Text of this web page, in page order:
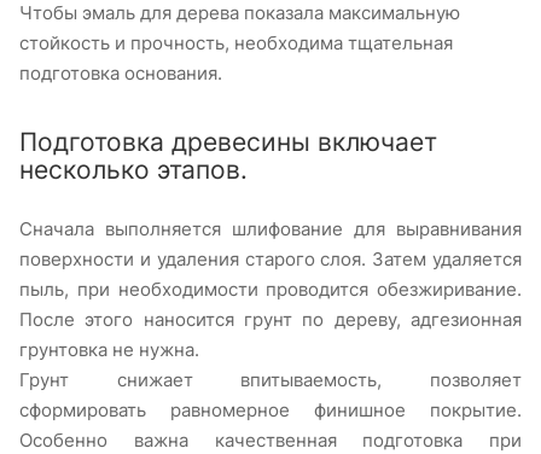
Чтобы эмаль для дерева показала максимальную
стойкость и прочность, необходима тщательная
подготовка основания.
Подготовка древесины включает
несколько этапов.
Сначала выполняется шлифование для выравнивания
поверхности и удаления старого слоя. Затем удаляется
пыль, при необходимости проводится обезжиривание.
После этого наносится грунт по дереву, адгезионная
грунтовка не нужна.
Грунт снижает впитываемость, позволяет
сформировать равномерное финишное покрытие.
Особенно важна качественная подготовка при